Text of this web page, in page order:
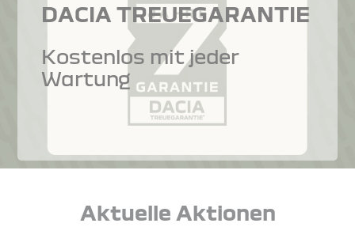
DACIA TREUEGARANTIE
Kostenlos mit jeder
Wartung
Aktuelle Aktionen